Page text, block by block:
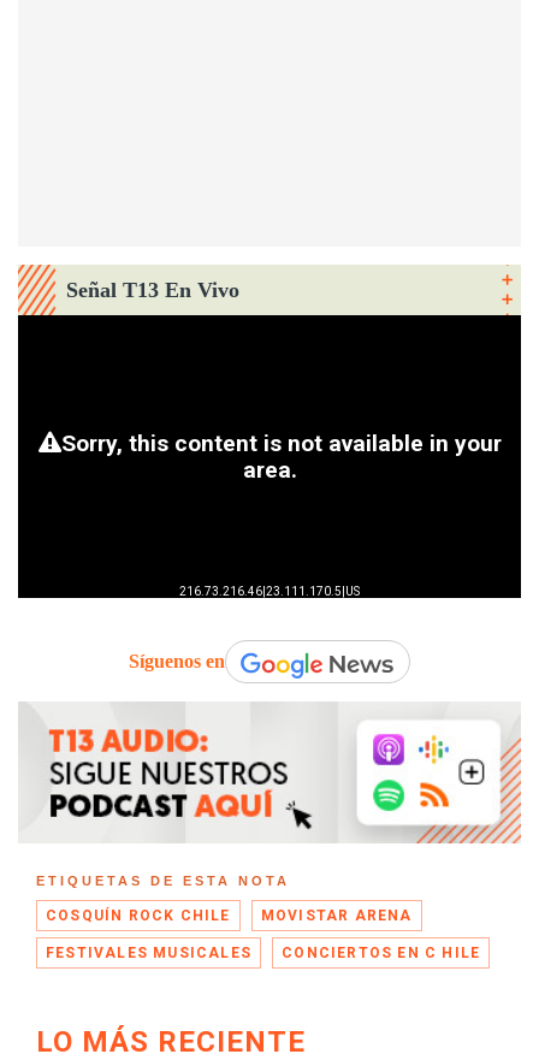
Señal T13 En Vivo
Síguenos en
ETIQUETAS DE ESTA NOTA
COSQUÍN ROCK CHILE MOVISTAR ARENA
FESTIVALES MUSICALES CONCIERTOS EN C HILE
LO MÁS RECIENTE